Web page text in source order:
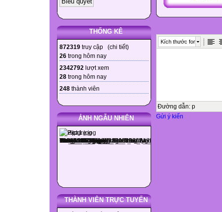
THỐNG KÊ
872319 truy cập (chi tiết)
26 trong hôm nay
2342792 lượt xem
28 trong hôm nay
248 thành viên
ẢNH NGẪU NHIÊN
THÀNH VIÊN TRỰC TUYẾN
Kích thước font
Đường dẫn: p
Gửi ý kiến